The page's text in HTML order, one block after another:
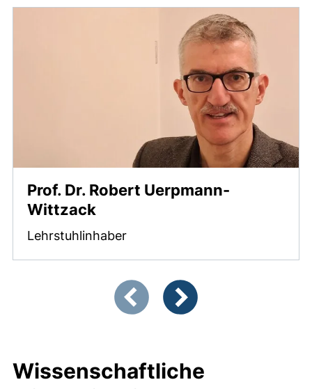
Prof. Dr. Robert Uerpmann-
Wittzack
Lehrstuhlinhaber
Zeigt Folie 1 von 2
Wissenschaftliche